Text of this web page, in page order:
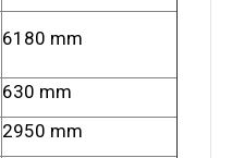
6180 mm
630 mm
2950 mm